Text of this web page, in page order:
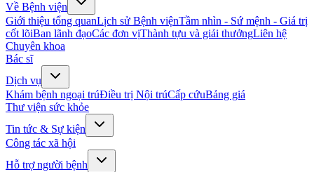
Về Bệnh viện
Giới thiệu tổng quanLịch sử Bệnh việnTầm nhìn - Sứ mệnh - Giá trị
cốt lõiBan lãnh đạoCác đơn vịThành tựu và giải thưởngLiên hệ
Chuyên khoa
Bác sĩ
Dịch vụ
Khám bệnh ngoại trúĐiều trị Nội trúCấp cứuBảng giá
Thư viện sức khỏe
Tin tức & Sự kiện
Công tác xã hội
Hỗ trợ người bệnh